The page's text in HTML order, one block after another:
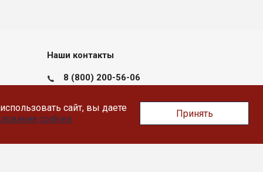
сайт, вы даете
cookies Принять
Наши контакты
8 (800) 200-56-06
Тверь, Докучаева 36, помещение XII